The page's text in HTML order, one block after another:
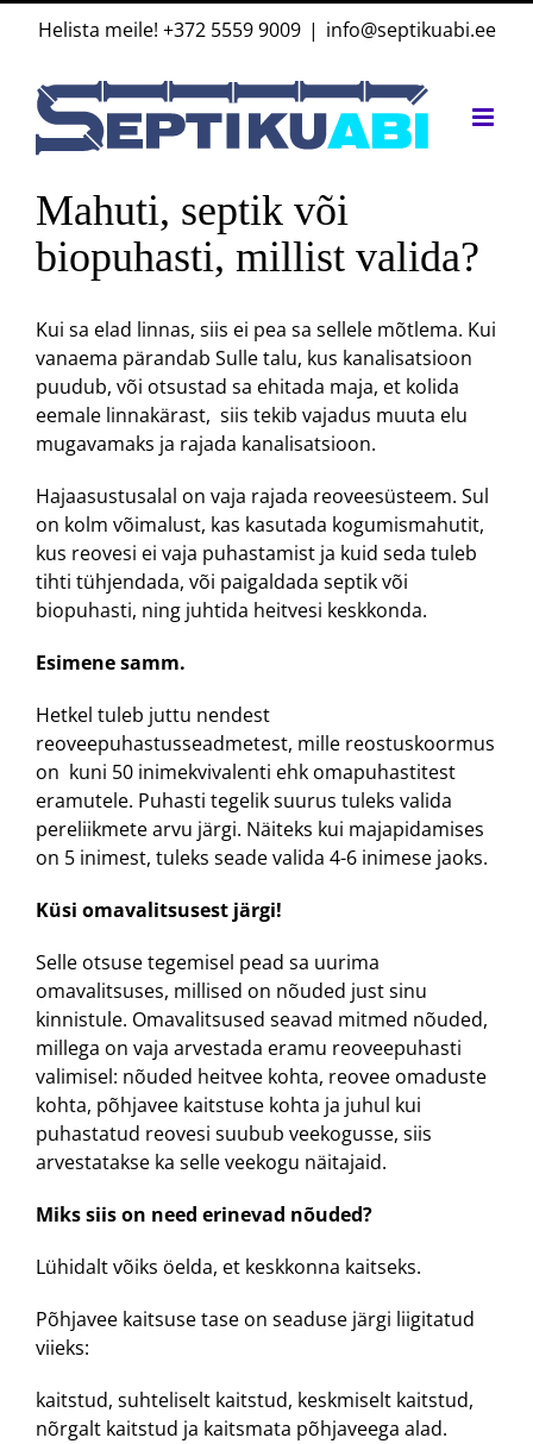
Helista meile! +372 5559 9009 | info@septikuabi.ee
Mahuti, septik või
biopuhasti, millist valida?
Kui sa elad linnas, siis ei pea sa sellele mõtlema. Kui
vanaema pärandab Sulle talu, kus kanalisatsioon
puudub, või otsustad sa ehitada maja, et kolida
eemale linnakärast, siis tekib vajadus muuta elu
mugavamaks ja rajada kanalisatsioon.
Hajaasustusalal on vaja rajada reoveesüsteem. Sul
on kolm võimalust, kas kasutada kogumismahutit,
kus reovesi ei vaja puhastamist ja kuid seda tuleb
tihti tühjendada, või paigaldada septik või
biopuhasti, ning juhtida heitvesi keskkonda.
Esimene samm.
Hetkel tuleb juttu nendest
reoveepuhastusseadmetest, mille reostuskoormus
on kuni 50 inimekvivalenti ehk omapuhastitest
eramutele. Puhasti tegelik suurus tuleks valida
pereliikmete arvu järgi. Näiteks kui majapidamises
on 5 inimest, tuleks seade valida 4-6 inimese jaoks.
Küsi omavalitsusest järgi!
Selle otsuse tegemisel pead sa uurima
omavalitsuses, millised on nõuded just sinu
kinnistule. Omavalitsused seavad mitmed nõuded,
millega on vaja arvestada eramu reoveepuhasti
valimisel: nõuded heitvee kohta, reovee omaduste
kohta, põhjavee kaitstuse kohta ja juhul kui
puhastatud reovesi suubub veekogusse, siis
arvestatakse ka selle veekogu näitajaid.
Miks siis on need erinevad nõuded?
Lühidalt võiks öelda, et keskkonna kaitseks.
Põhjavee kaitsuse tase on seaduse järgi liigitatud
viieks:
kaitstud, suhteliselt kaitstud, keskmiselt kaitstud,
nõrgalt kaitstud ja kaitsmata põhjaveega alad.